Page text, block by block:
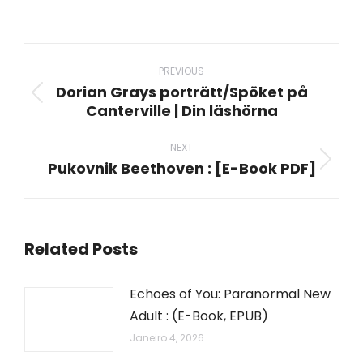
navigation
PREVIOUS
Previous
Dorian Grays porträtt/Spöket på
Canterville | Din läshörna
NEXT
Next
Pukovnik Beethoven : [E-Book PDF]
Related Posts
Echoes of You: Paranormal New
Adult : (E-Book, EPUB)
Janeiro 4, 2026